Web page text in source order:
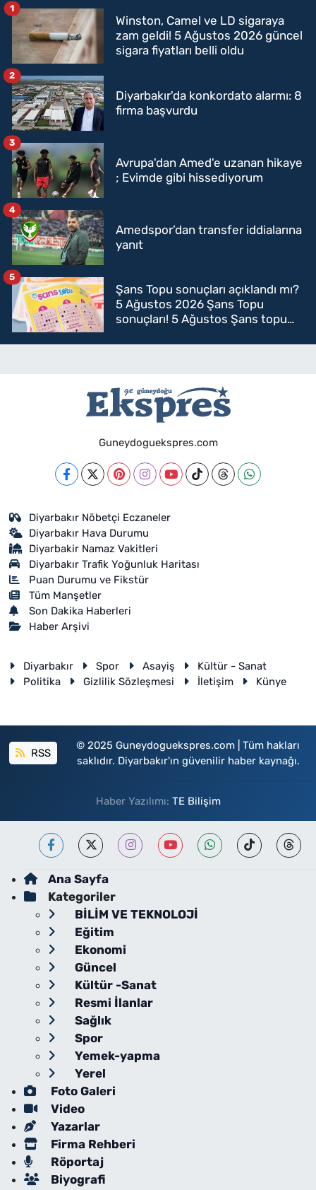
Winston, Camel ve LD sigaraya
zam geldi! 5 Ağustos 2026 güncel
sigara fiyatları belli oldu
1
Diyarbakır'da konkordato alarmı: 8
firma başvurdu
2
Avrupa'dan Amed'e uzanan hikaye
; Evimde gibi hissediyorum
3
Amedspor’dan transfer iddialarına
yanıt
4
Şans Topu sonuçları açıklandı mı?
5 Ağustos 2026 Şans Topu
sonuçları! 5 Ağustos Şans topu
5
Guneydoguekspres.com
Diyarbakır Nöbetçi Eczaneler
Diyarbakır Hava Durumu
Diyarbakir Namaz Vakitleri
Diyarbakır Trafik Yoğunluk Haritası
Puan Durumu ve Fikstür
Tüm Manşetler
Son Dakika Haberleri
Haber Arşivi
Diyarbakır Spor Asayiş
Kültür - Sanat
Politika
Gizlilik Sözleşmesi İletişim Künye
RSS
© 2025 Guneydoguekspres.com | Tüm hakları
saklıdır. Diyarbakır'ın güvenilir haber kaynağı.
Haber Yazılımı: TE Bilişim
Ana Sayfa
Kategoriler
BİLİM VE TEKNOLOJİ
Eğitim
Ekonomi
Güncel
Kültür -Sanat
Resmi İlanlar
Sağlık
Spor
Yemek-yapma
Yerel
Foto Galeri
Video
Yazarlar
Firma Rehberi
Röportaj
Biyografi